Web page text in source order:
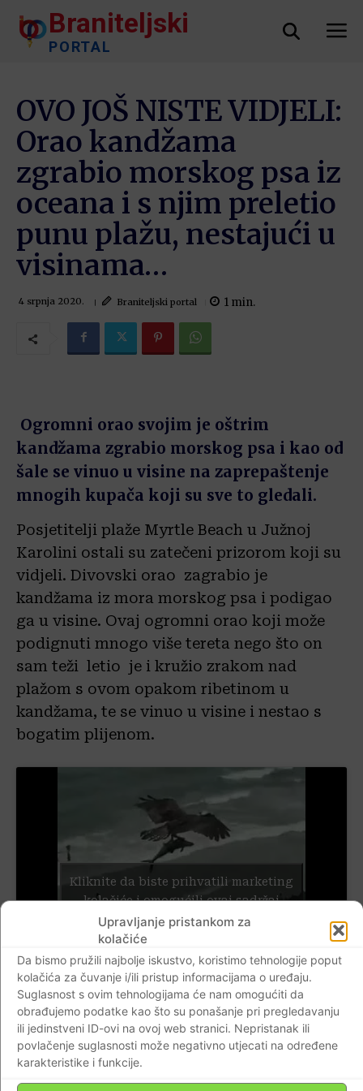
Upravljanje pristankom za
kolačiće
Da bismo pružili najbolje iskustvo, koristimo tehnologije poput
kolačića za čuvanje i/ili pristup informacijama o uređaju.
Suglasnost s ovim tehnologijama će nam omogućiti da
obrađujemo podatke kao što su ponašanje pri pregledavanju
ili jedinstveni ID-ovi na ovoj web stranici. Nepristanak ili
povlačenje suglasnosti može negativno utjecati na određene
karakteristike i funkcije.
Braniteljski
PORTAL
OVO JOŠ NISTE VIDJELI:
Orao kandžama
zgrabio morskog psa iz
oceana i s njim preletio
punu plažu, nestajući u
visinama…
4 srpnja 2020. Braniteljski portal 1 min.
Ogromni orao svojim je oštrim
kandžama zgrabio morskog psa i kao od
šale se vinuo u visine na zaprepaštenje
mnogih kupača koji su sve to gledali.
Posjetitelji plaže Myrtle Beach u Južnoj
Karolini ostali su zatečeni prizorom koji su
vidjeli. Divovski orao zagrabio je
kandžama iz mora morskog psa i podigao
ga u visine. Ovaj ogromni orao koji može
podignuti mnogo više tereta nego što on
sam teži letio je i kružio zrakom nad
plažom s ovom opakom ribetinom u
kandžama, te se vinuo u visine i nestao s
bogatim plijenom.
Kliknite da biste prihvatili marketing
kolačiće i omogućili ovaj sadržaj
Kako javljaDaily Mail, snimka tog
neobičnog prizora nastala je 22. lipnja i